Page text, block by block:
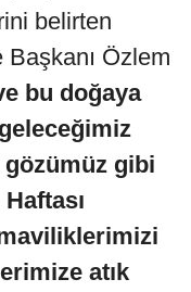
belirten
Özlem
bu doğaya
gözümüz gibi
atık